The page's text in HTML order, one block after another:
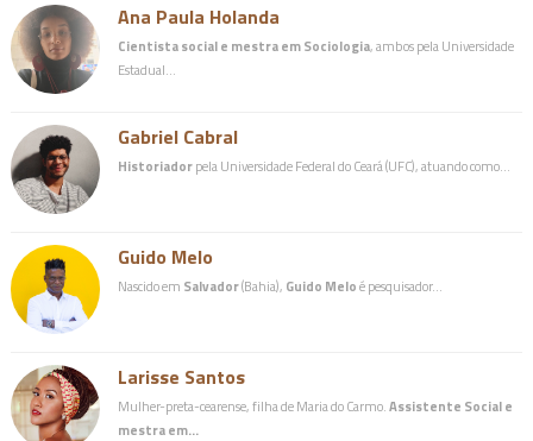
Ana Paula Holanda
Cientista social e mestra em Sociologia, ambos pela Universidade
Estadual…
Gabriel Cabral
Historiadorpela Universidade Federal do Ceará (UFC), atuando como…
Guido Melo
Nascido em Salvador(Bahia), Guido Meloé pesquisador…
Larisse Santos
Mulher-preta-cearense, filha de Maria do Carmo.Assistente Social e
mestra em…